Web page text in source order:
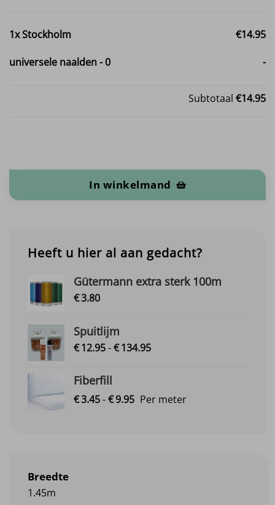
1xStockholm €14.95
universele naalden-0 -
Subtotaal €14.95
In winkelmand
Breedte
1.45m
Heeft u hier al aan gedacht?
Gütermann extra sterk 100m
€3.80
Spuitlijm
€12.95-€134.95Prijsklasse:
Fiberfill
€3.45-€9.95Prijsklasse:
Per meter